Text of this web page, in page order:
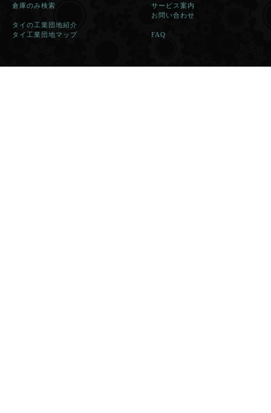
倉庫のみ検索
タイの工業団地紹介
タイ工業団地マップ
サービス案内
お問い合わせ
FAQ